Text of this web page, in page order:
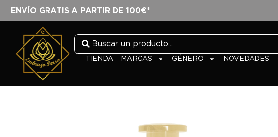
ENVÍO GRATIS A PARTIR DE 100€*
TIENDA MARCAS GÉNERO NOVEDADES